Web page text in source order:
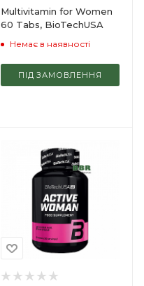
Multivitamin for Women
60 Tabs, BioTechUSA
Немає в наявності
ПІД ЗАМОВЛЕННЯ